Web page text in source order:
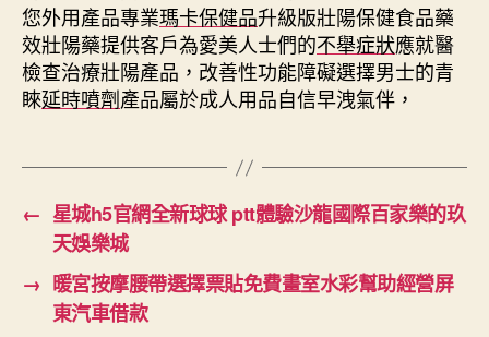
您外用產品專業瑪卡保健品升級版壯陽保健食品藥
效壯陽藥提供客戶為愛美人士們的不舉症狀應就醫
檢查治療壯陽產品，改善性功能障礙選擇男士的青
睞延時噴劑產品屬於成人用品自信早洩氣伴，
← 星城h5官網全新球球 ptt體驗沙龍國際百家樂的玖
天娛樂城
→ 暖宮按摩腰帶選擇票貼免費畫室水彩幫助經營屏
東汽車借款